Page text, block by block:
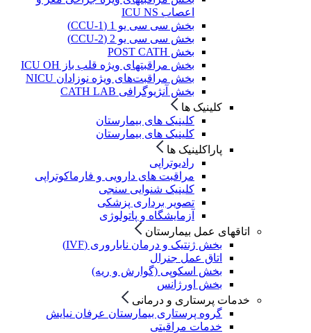
اعصاب ICU NS
بخش سی سی یو 1 (CCU-1)
بخش سی سی یو 2 (CCU-2)
بخش POST CATH
بخش مراقبتهای ویژه قلب باز ICU OH
بخش مراقبت‌های ویژه نوزادان NICU
بخش آنژیوگرافی CATH LAB
کلینیک ها
کلینیک های بیمارستان
کلینیک های بیمارستان
پاراکلینیک ها
رادیوتراپی
مراقبت های دارویی و فارماکوتراپی
کلینیک شنوایی سنجی
تصویر برداری پزشکی
آزمایشگاه و پاتولوژی
اتاقهای عمل بیمارستان
بخش ژنتیک و درمان ناباروری (IVF)
اتاق عمل جنرال
بخش اسکوپی (گوارش و ریه)
بخش اورژانس
خدمات پرستاری و درمانی
گروه پرستاری بیمارستان عرفان نیایش
خدمات مراقبتی